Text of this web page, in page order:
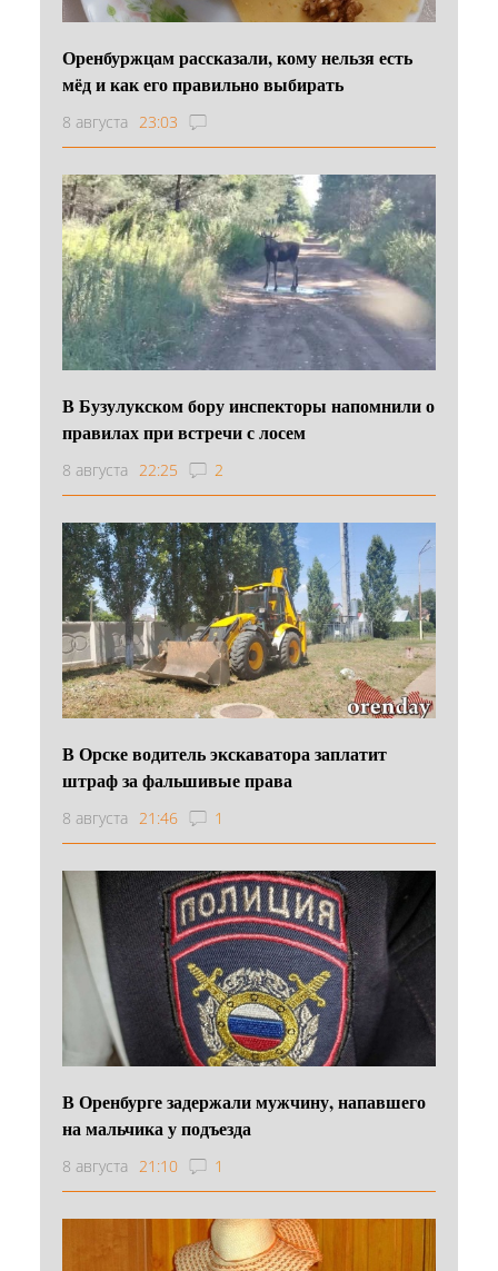
Оренбуржцам рассказали, кому нельзя есть
мёд и как его правильно выбирать
8 августа 23:03
В Бузулукском бору инспекторы напомнили о
правилах при встречи с лосем
8 августа 22:25 2
В Орске водитель экскаватора заплатит
штраф за фальшивые права
8 августа 21:46 1
В Оренбурге задержали мужчину, напавшего
на мальчика у подъезда
8 августа 21:10 1